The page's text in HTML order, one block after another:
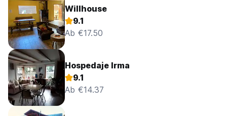
Willhouse
9.1
Ab €17.50
Hospedaje Irma
9.1
Ab €14.37